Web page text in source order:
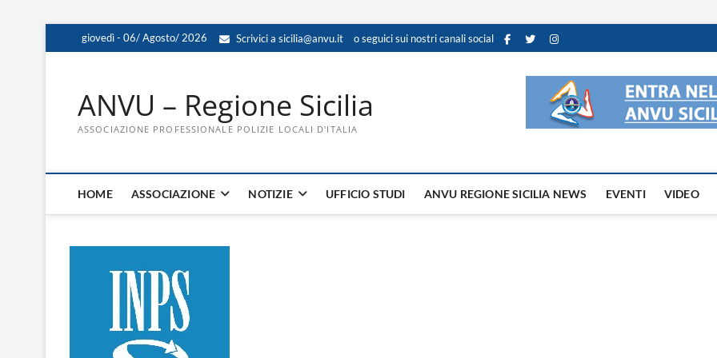
to
giovedì - 06/ Agosto/ 2026 Scrivici a sicilia@anvu.it o seguici sui nostri canali social
ANVU – Regione Sicilia
ASSOCIAZIONE PROFESSIONALE POLIZIE LOCALI D'ITALIA
HOME ASSOCIAZIONE NOTIZIE UFFICIO STUDI ANVU REGIONE SICILIA NEWS EVENTI VIDEO